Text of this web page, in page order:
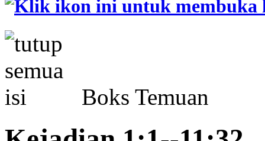
Boks Temuan